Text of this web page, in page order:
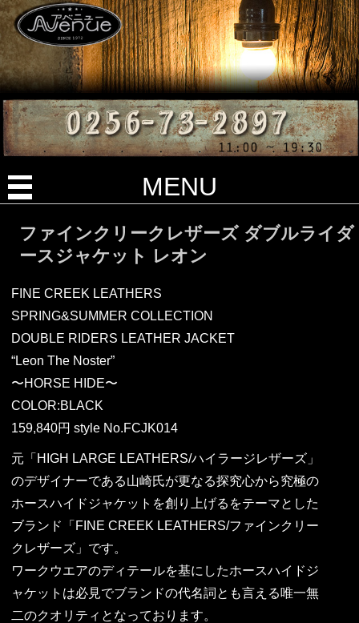
MENU
ファインクリークレザーズ ダブルライダ
ースジャケット レオン
FINE CREEK LEATHERS
SPRING&SUMMER COLLECTION
DOUBLE RIDERS LEATHER JACKET
“Leon The Noster”
〜HORSE HIDE〜
COLOR:BLACK
159,840円 style No.FCJK014
元「HIGH LARGE LEATHERS/ハイラージレザーズ」
のデザイナーである山崎氏が更なる探究心から究極の
ホースハイドジャケットを創り上げるをテーマとした
ブランド「FINE CREEK LEATHERS/ファインクリー
クレザーズ」です。
ワークウエアのディテールを基にしたホースハイドジ
ャケットは必見でブランドの代名詞とも言える唯一無
二のクオリティとなっております。